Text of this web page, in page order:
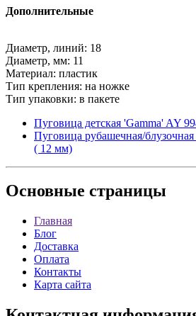
Дополнительные
Диаметр, линий: 18
Диаметр, мм: 11
Материал: пластик
Тип крепления: на ножке
Тип упаковки: в пакете
Пуговица детская 'Gamma' AY
Пуговица рубашечная/
( 12 мм)
Основные страницы
Главная
Блог
Доставка
Оплата
Контакты
Карта сайта